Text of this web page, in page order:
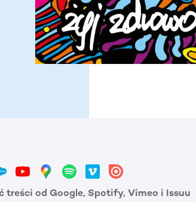
treści od Google, Spotify, Vimeo i Issuu